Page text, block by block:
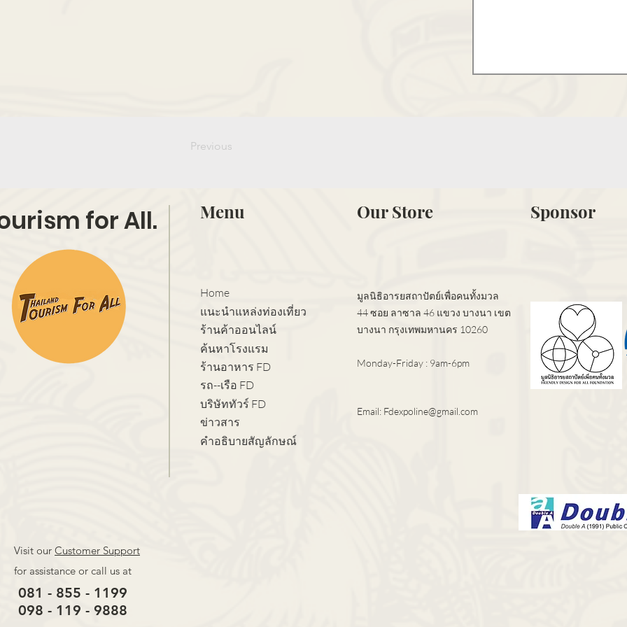
Previous
for All. Menu
Home
แนะนำแหล่งท่องเที่ยว
ร้านค้าออนไลน์
ค้นหาโรงแรม
ร้านอาหาร FD
รถ--เรือ FD
บริษัททัวร์ FD
ข่าวสาร
คำอธิบายสัญลักษณ์
Our Store Sponsor
มูลนิธิอารยสถาปัตย์เพื่อคนทั้งมวล
44 ซอย ลาซาล 46 แขวง บางนา เขต
บางนา กรุงเทพมหานคร 10260
Monday-Friday : 9am-6pm
Email: Fdexpoline@gmail.com
Visit our Customer Support
for assistance or call us at
081 - 855 - 1199
098 - 119 - 9888